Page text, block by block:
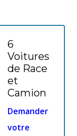
6
Voitures
de Race
et
Camion
Demander
votre